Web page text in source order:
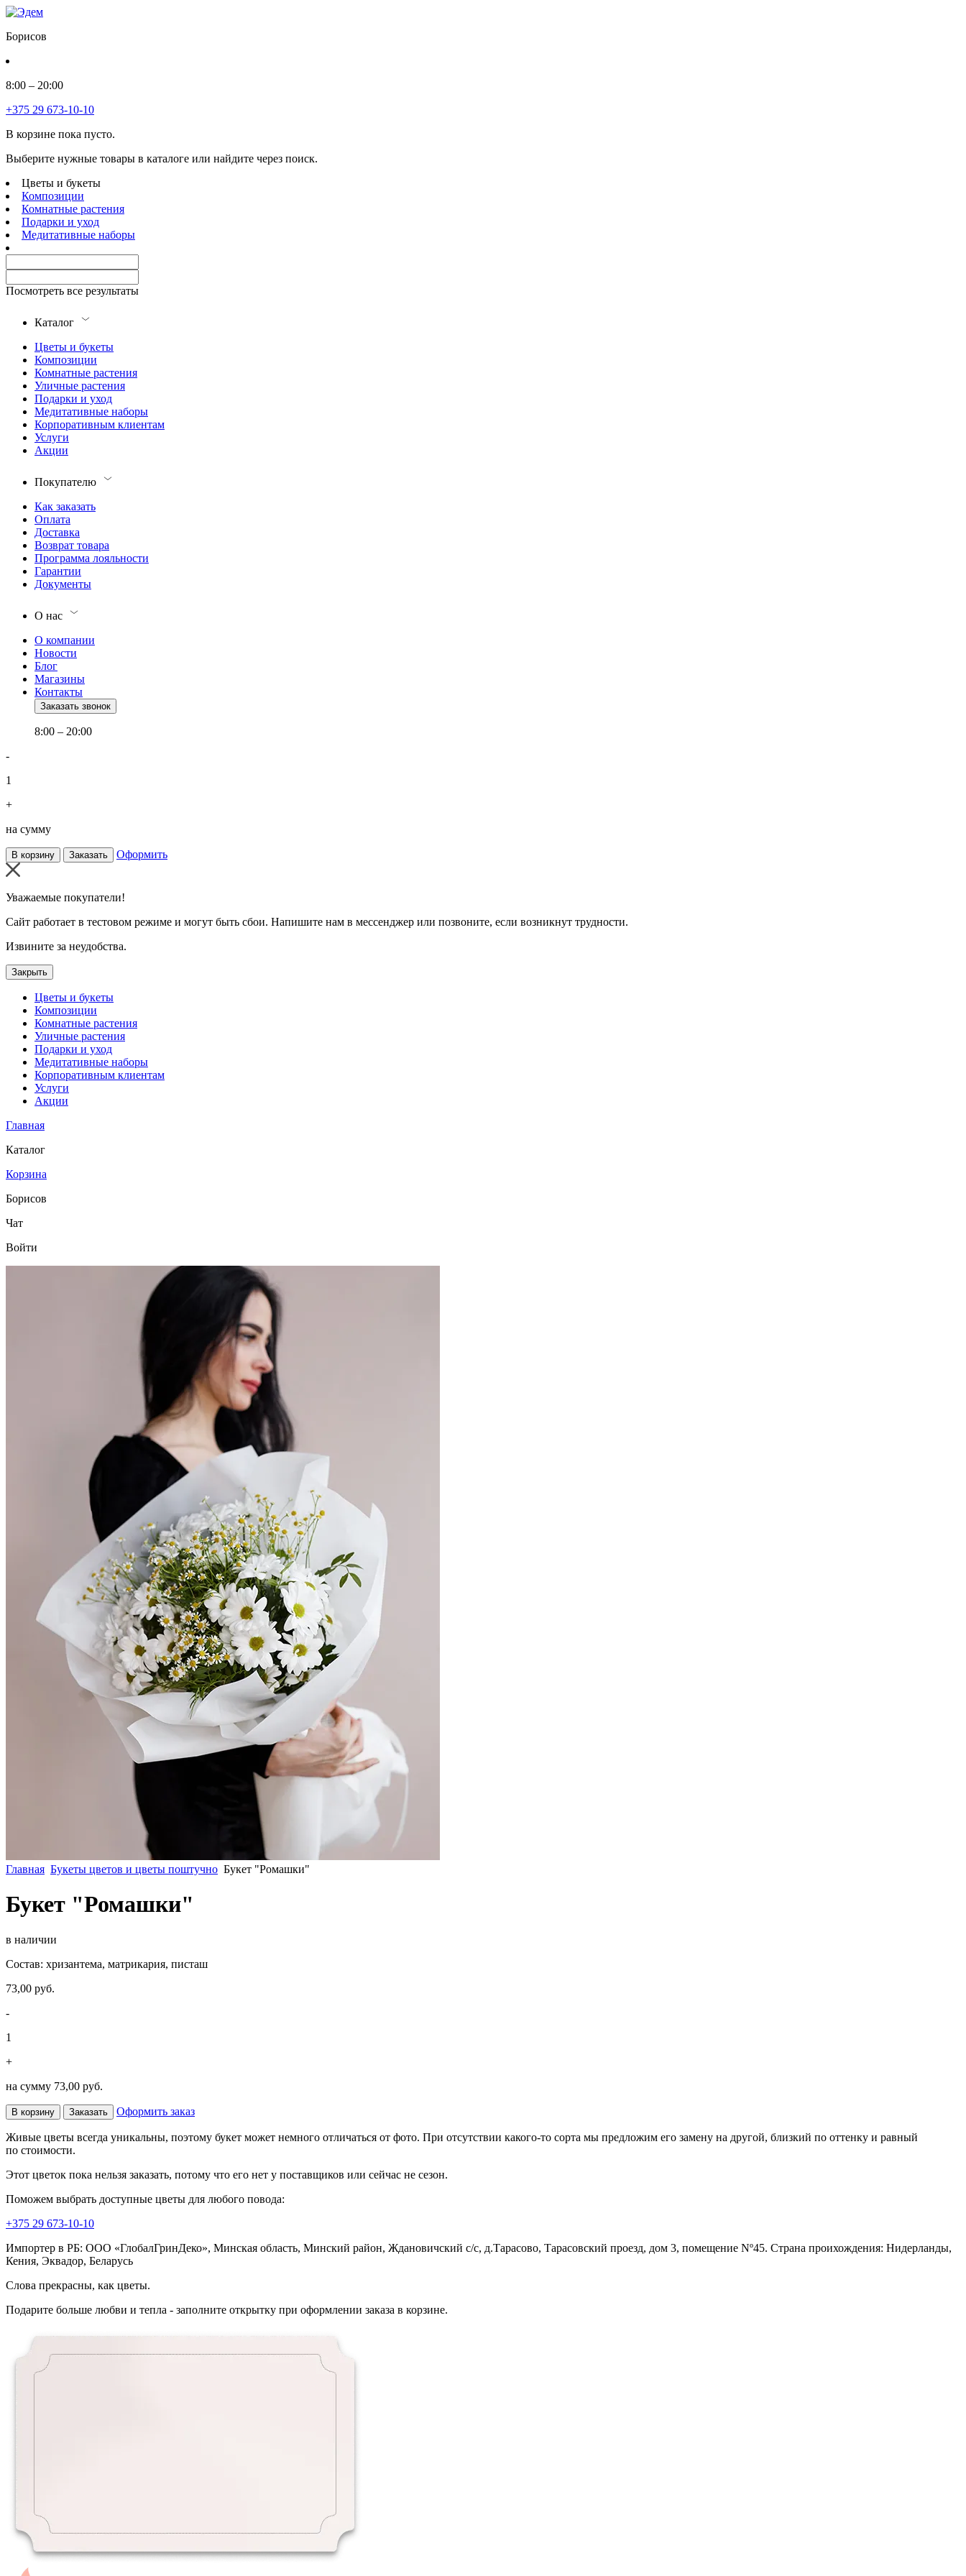
Борисов
8:00 – 20:00
+375 29 673-10-10
В корзине пока пусто.
Выберите нужные товары в каталоге или найдите через поиск.
Цветы и букеты
Композиции
Комнатные растения
Подарки и уход
Медитативные наборы
Посмотреть все результаты
Каталог
Цветы и букеты
Композиции
Комнатные растения
Уличные растения
Подарки и уход
Медитативные наборы
Корпоративным клиентам
Услуги
Акции
Покупателю
Как заказать
Оплата
Доставка
Возврат товара
Программа лояльности
Гарантии
Документы
О нас
О компании
Новости
Блог
Магазины
Контакты
Заказать звонок
8:00 – 20:00
-
1
+
на сумму
В корзину Заказать Оформить
Уважаемые покупатели!
Сайт работает в тестовом режиме и могут быть сбои. Напишите нам в мессенджер или позвоните, если возникнут трудности.
Извините за неудобства.
Закрыть
Цветы и букеты
Композиции
Комнатные растения
Уличные растения
Подарки и уход
Медитативные наборы
Корпоративным клиентам
Услуги
Акции
Главная
Каталог
Корзина
Борисов
Чат
Войти
Главная Букеты цветов и цветы поштучно Букет "Ромашки"
Букет "Ромашки"
в наличии
Состав: хризантема, матрикария, писташ
73,00 руб.
-
1
+
на сумму 73,00 руб.
В корзину Заказать Оформить заказ
Живые цветы всегда уникальны, поэтому букет может немного отличаться от фото. При отсутствии какого-то сорта мы предложим его замену на другой, близкий по оттенку и равный
по стоимости.
Этот цветок пока нельзя заказать, потому что его нет у поставщиков или сейчас не сезон.
Поможем выбрать доступные цветы для любого повода:
+375 29 673-10-10
Импортер в РБ: ООО «ГлобалГринДеко», Минская область, Минский район, Ждановичский с/с, д.Тарасово, Тарасовский проезд, дом 3, помещение Nº45. Страна проихождения: Нидерланды,
Кения, Эквадор, Беларусь
Слова прекрасны, как цветы.
Подарите больше любви и тепла - заполните открытку при оформлении заказа в корзине.